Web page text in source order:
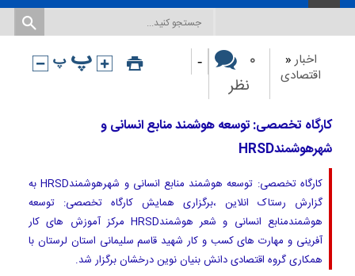
اخبار«
اقتصادی
۰
نظر
-
کارگاه تخصصی: توسعه هوشمند منابع انسانی و
شهرهوشمندHRSD
کارگاه تخصصی: توسعه هوشمند منابع انسانی و شهرهوشمندHRSD به
گزارش رستاک انلاین ،برگزاری همایش کارگاه تخصصی: توسعه
هوشمندمنابع انسانی و شعر هوشمندHRSD مرکز آموزش های کار
آفرینی و مهارت های کسب و کار شهید قاسم سلیمانی استان لرستان با
همکاری گروه اقتصادی دانش بنیان نوین درخشان برگزار شد.